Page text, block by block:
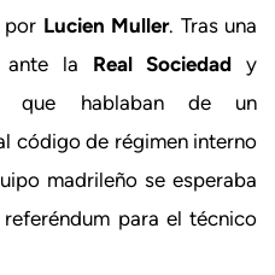
por Lucien Muller. Tras una
ante la Real Sociedad y
que hablaban de un
código de régimen interno
madrileño se esperaba
para el técnico